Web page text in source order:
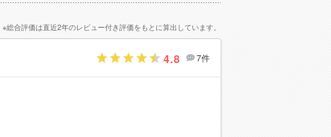
※総合評価は直近2年のレビュー付き評価をもとに算出しています。
4.8 7件